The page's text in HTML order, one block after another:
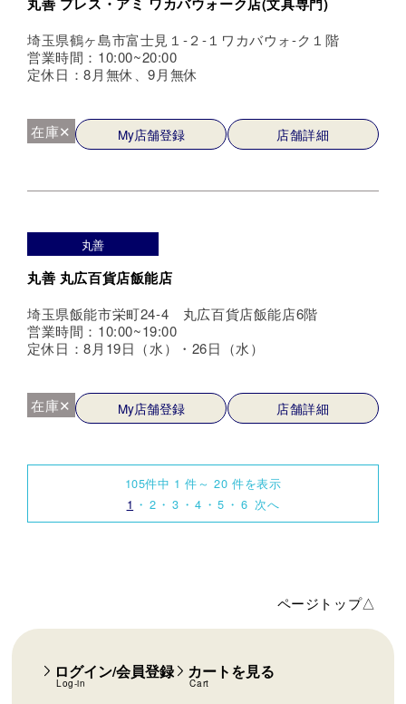
埼玉県鶴ヶ島市富士見１-２-１ワカバウォ-ク１階
営業時間：10:00~20:00
定休日：8月無休、9月無休
在庫✕ My店舗登録 店舗詳細
丸善
丸善 丸広百貨店飯能店
埼玉県飯能市栄町24-4 丸広百貨店飯能店6階
営業時間：10:00~19:00
定休日：8月19日（水）・26日（水）
在庫✕ My店舗登録 店舗詳細
105件中 1 件～ 20 件を表示
1
2 3 4 5 6 次へ
ページトップ△
ログイン/会員登録
Log-in
カートを見る
Cart